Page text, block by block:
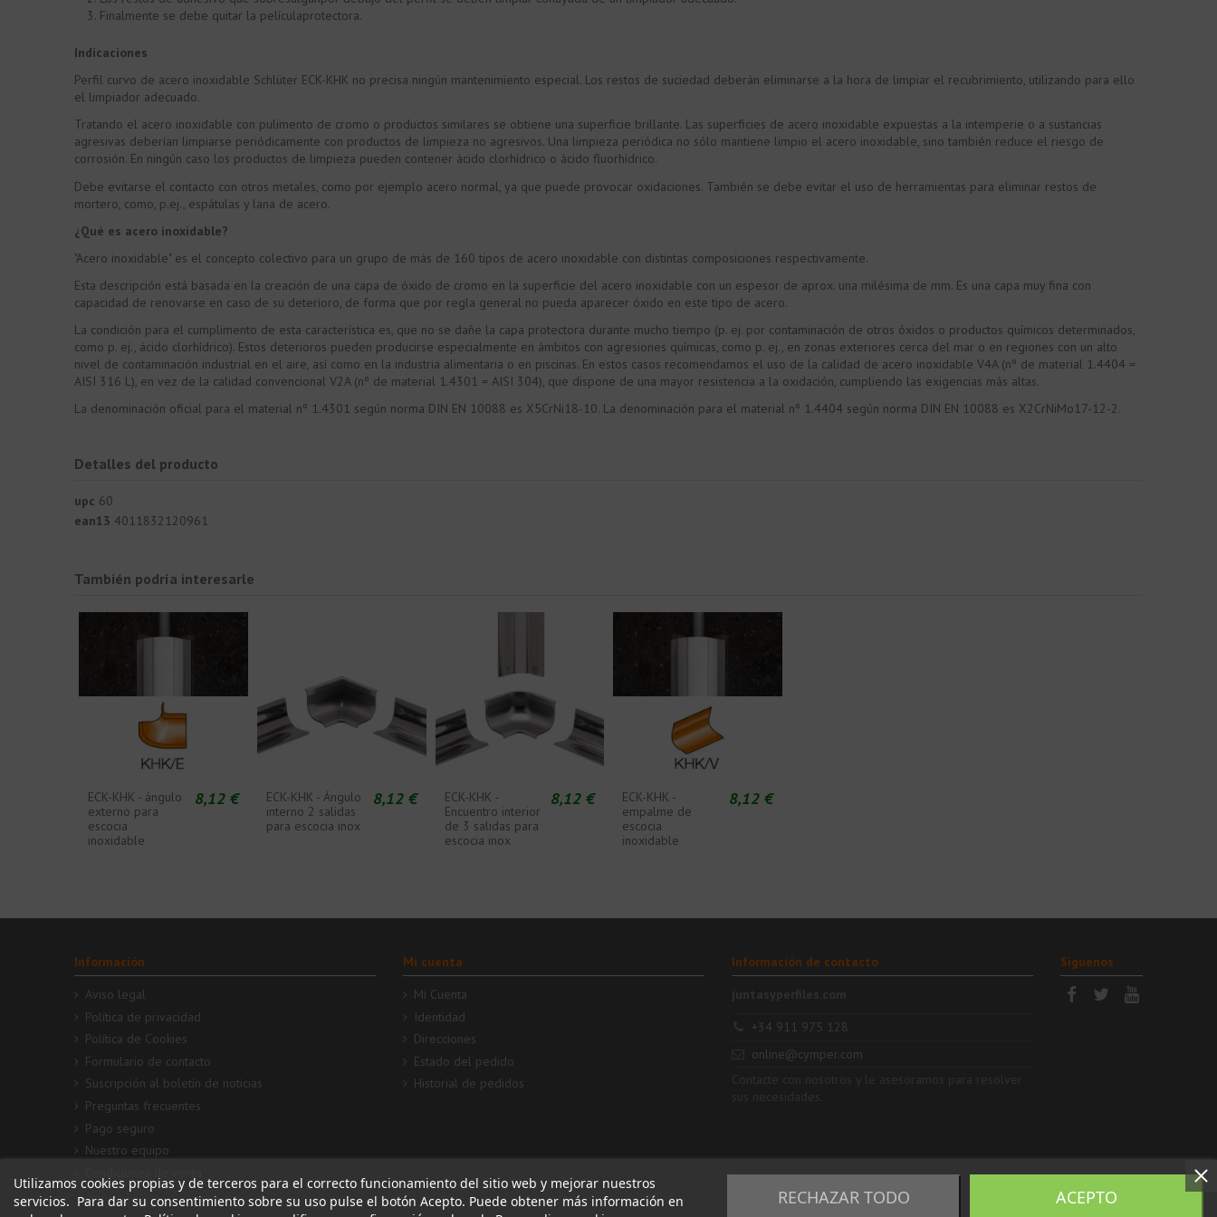
Finalmente se debe quitar la películaprotectora.
Indicaciones
Perfil curvo de acero inoxidable Schlüter ECK-KHK no precisa ningún mantenimiento especial. Los restos de suciedad deberán eliminarse a la hora de limpiar el recubrimiento, utilizando para ello
el limpiador adecuado.
Tratando el acero inoxidable con pulimento de cromo o productos similares se obtiene una superficie brillante. Las superficies de acero inoxidable expuestas a la intemperie o a sustancias
agresivas deberían limpiarse periódicamente con productos de limpieza no agresivos. Una limpieza periódica no sólo mantiene limpio el acero inoxidable, sino también reduce el riesgo de
corrosión. En ningún caso los productos de limpieza pueden contener ácido clorhídrico o ácido fluorhídrico.
Debe evitarse el contacto con otros metales, como por ejemplo acero normal, ya que puede provocar oxidaciones. También se debe evitar el uso de herramientas para eliminar restos de
mortero, como, p.ej., espátulas y lana de acero.
¿Qué es acero inoxidable?
"Acero inoxidable" es el concepto colectivo para un grupo de más de 160 tipos de acero inoxidable con distintas composiciones respectivamente.
Esta descripción está basada en la creación de una capa de óxido de cromo en la superficie del acero inoxidable con un espesor de aprox. una milésima de mm. Es una capa muy fina con
capacidad de renovarse en caso de su deterioro, de forma que por regla general no pueda aparecer óxido en este tipo de acero.
La condición para el cumplimento de esta característica es, que no se dañe la capa protectora durante mucho tiempo (p. ej. por contaminación de otros óxidos o productos químicos determinados,
como p. ej., ácido clorhídrico). Estos deterioros pueden producirse especialmente en ámbitos con agresiones químicas, como p. ej., en zonas exteriores cerca del mar o en regiones con un alto
nivel de contaminación industrial en el aire, así como en la industria alimentaria o en piscinas. En estos casos recomendamos el uso de la calidad de acero inoxidable V4A (nº de material 1.4404 =
AISI 316 L), en vez de la calidad convencional V2A (nº de material 1.4301 = AISI 304), que dispone de una mayor resistencia a la oxidación, cumpliendo las exigencias más altas.
La denominación oficial para el material nº 1.4301 según norma DIN EN 10088 es X5CrNi18-10. La denominación para el material nº 1.4404 según norma DIN EN 10088 es X2CrNiMo17-12-2.
Detalles del producto
upc 60
ean13 4011832120961
También podría interesarle
ECK-KHK - ángulo
externo para
escocia
inoxidable
8,12 €
ECK-KHK - Ángulo
interno 2 salidas
para escocia inox
8,12 €
ECK-KHK -
Encuentro interior
de 3 salidas para
escocia inox
8,12 €
ECK-KHK -
empalme de
escocia
inoxidable
8,12 €
Utilizamos cookies propias y de terceros para el correcto funcionamiento del sitio web y mejorar nuestros
servicios. Para dar su consentimiento sobre su uso pulse el botón Acepto. Puede obtener más información en
RECHAZAR TODO ACEPTO
Información
Aviso legal
Política de privacidad
Política de Cookies
Formulario de contacto
Suscripción al boletín de noticias
Preguntas frecuentes
Pago seguro
Nuestro equipo
Mi cuenta
Mi Cuenta
Identidad
Direcciones
Estado del pedido
Historial de pedidos
Información de contacto
+34 911 975 128
online@cymper.com
Síguenos